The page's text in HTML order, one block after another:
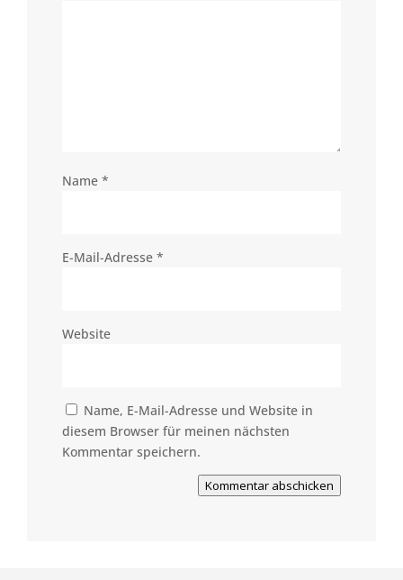
Name *
E-Mail-Adresse *
Website
Name, E-Mail-Adresse und Website in
diesem Browser für meinen nächsten
Kommentar speichern.
Kommentar abschicken